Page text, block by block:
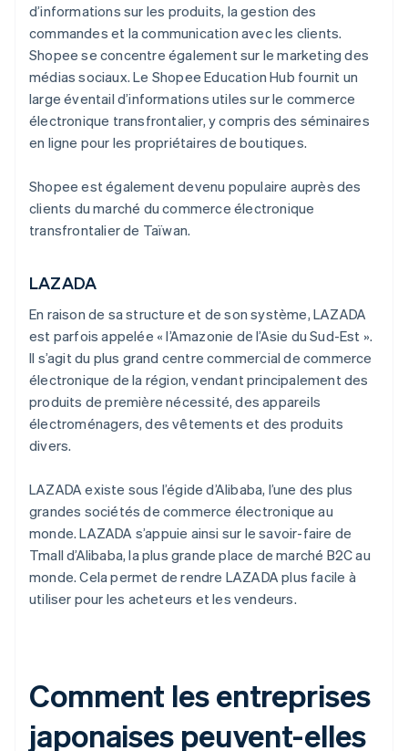
d’informations sur les produits, la gestion des
commandes et la communication avec les clients.
Shopee se concentre également sur le marketing des
médias sociaux. Le Shopee Education Hub fournit un
large éventail d’informations utiles sur le commerce
électronique transfrontalier, y compris des séminaires
en ligne pour les propriétaires de boutiques.
Shopee est également devenu populaire auprès des
clients du marché du commerce électronique
transfrontalier de Taïwan.
LAZADA
En raison de sa structure et de son système, LAZADA
est parfois appelée « l’Amazonie de l’Asie du Sud-Est ».
Il s’agit du plus grand centre commercial de commerce
électronique de la région, vendant principalement des
produits de première nécessité, des appareils
électroménagers, des vêtements et des produits
divers.
LAZADA existe sous l’égide d’Alibaba, l’une des plus
grandes sociétés de commerce électronique au
monde. LAZADA s’appuie ainsi sur le savoir-faire de
Tmall d’Alibaba, la plus grande place de marché B2C au
monde. Cela permet de rendre LAZADA plus facile à
utiliser pour les acheteurs et les vendeurs.
Comment les entreprises
japonaises peuvent-elles